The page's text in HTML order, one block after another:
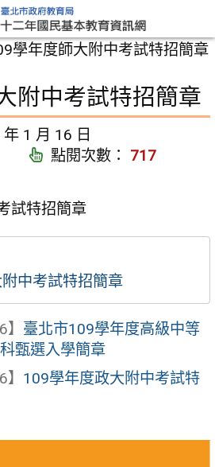
學年度師大附中考試特招簡章
附中考試特招簡章
1 月 16 日
點閱次數： 717
試特招簡章
中考試特招簡章
臺北市109學年度高級中等
甄選入學簡章
109學年度政大附中考試特